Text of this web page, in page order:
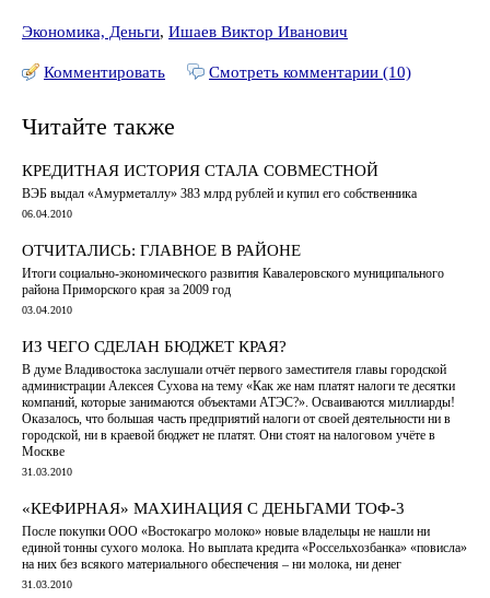
Экономика, Деньги, Ишаев Виктор Иванович
Комментировать Смотреть комментарии (10)
Читайте также
КРЕДИТНАЯ ИСТОРИЯ СТАЛА СОВМЕСТНОЙ
ВЭБ выдал «Амурметаллу» 383 млрд рублей и купил его собственника
06.04.2010
ОТЧИТАЛИСЬ: ГЛАВНОЕ В РАЙОНЕ
Итоги социально-экономического развития Кавалеровского муниципального
района Приморского края за 2009 год
03.04.2010
ИЗ ЧЕГО СДЕЛАН БЮДЖЕТ КРАЯ?
В думе Владивостока заслушали отчёт первого заместителя главы городской
администрации Алексея Сухова на тему «Как же нам платят налоги те десятки
компаний, которые занимаются объектами АТЭС?». Осваиваются миллиарды!
Оказалось, что большая часть предприятий налоги от своей деятельности ни в
городской, ни в краевой бюджет не платят. Они стоят на налоговом учёте в
Москве
31.03.2010
«КЕФИРНАЯ» МАХИНАЦИЯ С ДЕНЬГАМИ ТОФ-3
После покупки ООО «Востокагро молоко» новые владельцы не нашли ни
единой тонны сухого молока. Но выплата кредита «Россельхозбанка» «повисла»
на них без всякого материального обеспечения – ни молока, ни денег
31.03.2010